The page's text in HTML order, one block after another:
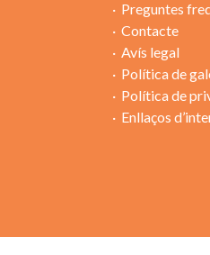
Preguntes
Contacte
Avís legal
Política de
Política de
Enllaços